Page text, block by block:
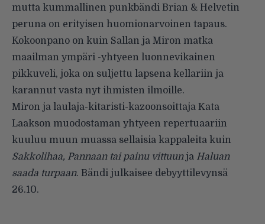
mutta kummallinen punkbändi Brian & Helvetin
peruna on erityisen huomionarvoinen tapaus.
Kokoonpano on kuin Sallan ja Miron matka
maailman ympäri -yhtyeen luonnevikainen
pikkuveli, joka on suljettu lapsena kellariin ja
karannut vasta nyt ihmisten ilmoille.
Miron ja laulaja-kitaristi-kazoonsoittaja Kata
Laakson muodostaman yhtyeen repertuaariin
kuuluu muun muassa sellaisia kappaleita kuin
Sakkolihaa, Pannaan tai painu vittuunja Haluan
saada turpaan. Bändi julkaisee debyyttilevynsä
26.10.